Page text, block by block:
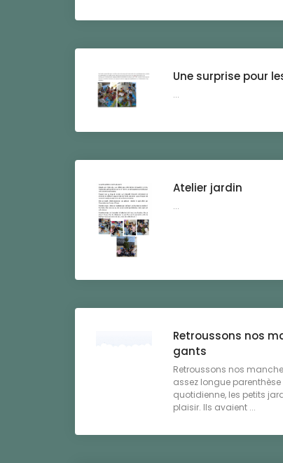
Une surprise pour
...
Atelier jardin
...
Retroussons nos
gants
Retroussons nos
assez longue
quotidienne, les petits
plaisir. Ils avaient ...